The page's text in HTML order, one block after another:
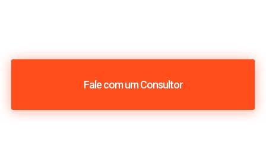
Fale com um Consultor